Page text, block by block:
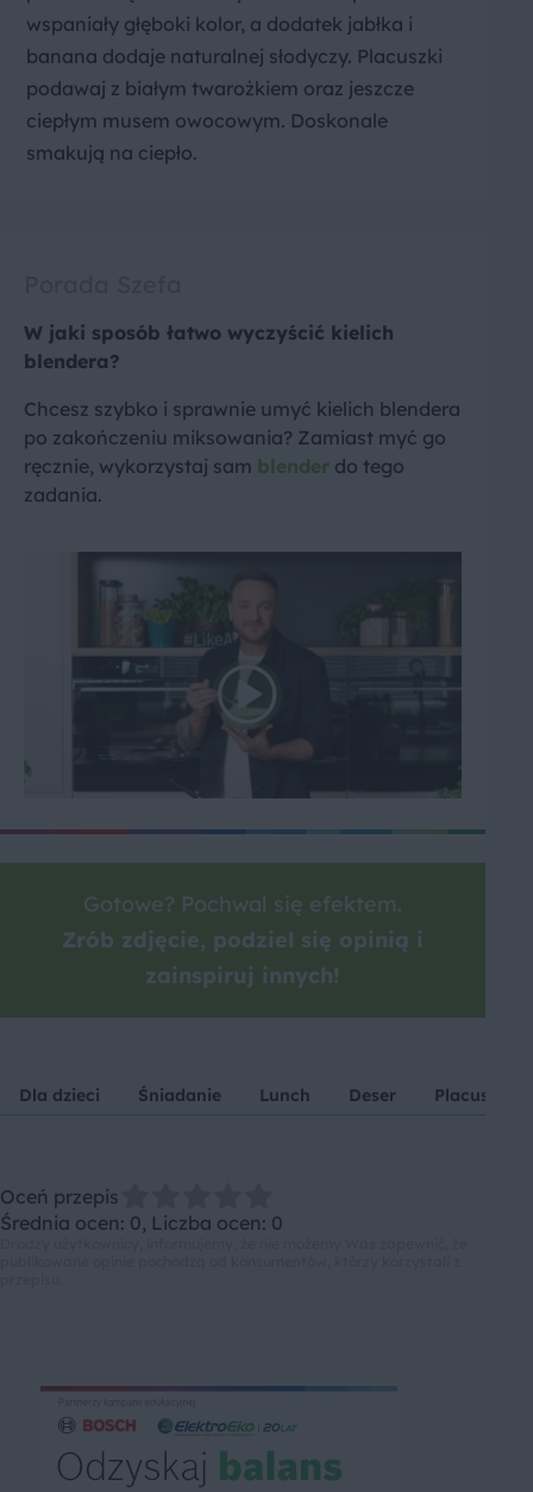
wspaniały głęboki kolor, a dodatek jabłka i
banana dodaje naturalnej słodyczy. Placuszki
podawaj z białym twarożkiem oraz jeszcze
ciepłym musem owocowym. Doskonale
smakują na ciepło.
W jaki sposób łatwo wyczyścić kielich
blendera?
Chcesz szybko i sprawnie umyć kielich blendera
po zakończeniu miksowania? Zamiast myć go
ręcznie, wykorzystaj sam blender do tego
zadania.
Gotowe? Pochwal się efektem.
Zrób zdjęcie, podziel się opinią i
zainspiruj innych!
Dla dzieci Śniadanie Lunch Deser Placuszki
Oceń przepis
Średnia ocen: 0, Liczba ocen: 0